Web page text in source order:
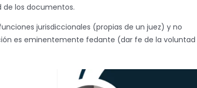
de los documentos.
jurisdiccionales (propias de un juez) y no
es eminentemente fedante (dar fe de la voluntad